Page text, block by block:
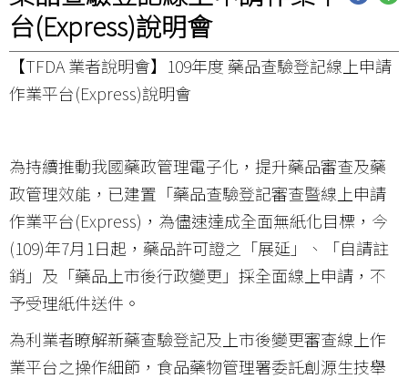
台(Express)說明會
【TFDA 業者說明會】109年度 藥品查驗登記線上申請
作業平台(Express)說明會
為持續推動我國藥政管理電子化，提升藥品審查及藥
政管理效能，已建置「藥品查驗登記審查暨線上申請
作業平台(Express)，為儘速達成全面無紙化目標，今
(109)年7月1日起，藥品許可證之「展延」、「自請註
銷」及「藥品上市後行政變更」採全面線上申請，不
予受理紙件送件。
為利業者瞭解新藥查驗登記及上市後變更審查線上作
業平台之操作細節，食品藥物管理署委託創源生技舉